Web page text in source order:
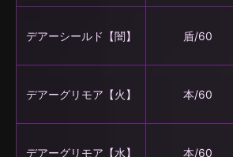
デアーシールド【闇】 盾/60
デアーグリモア【火】 本/60
デアーグリモア【水】 本/60